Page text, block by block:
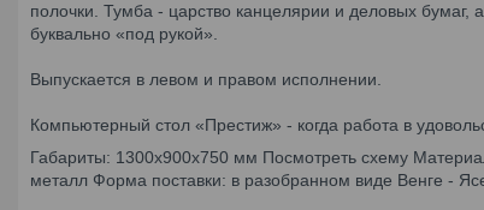
полочки. Тумба - царство канцелярии и деловых
буквально «под рукой».
Выпускается в левом и правом исполнении.
Компьютерный стол «Престиж» - когда работа в
Габариты: 1300х900х750 мм Посмотреть схему
металл Форма поставки: в разобранном виде Венге -